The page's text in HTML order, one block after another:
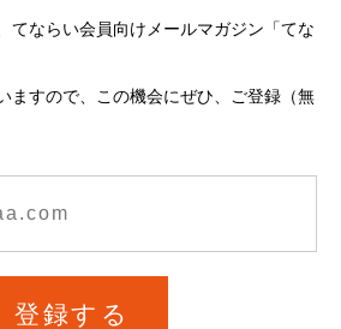
てならい会員向けメールマガジン「てな
ますので、この機会にぜひ、ご登録（無
登録する